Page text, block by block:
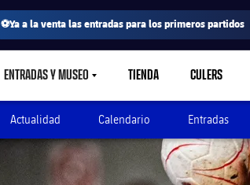
⚽Ya a la venta las entradas para los primeros partidos
ENTRADAS Y MUSEOLABEL.SHARE.CARETDOWN
TIENDA CULERS
Actualidad Calendario Entradas